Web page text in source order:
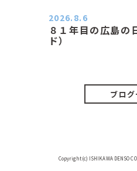
８１年目の広島の
ド）
2026.8.6
ブログ
Copyright(c) ISHIKAWA DENSO